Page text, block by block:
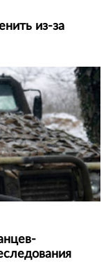
из-за